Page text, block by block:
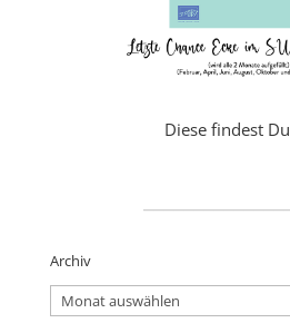
Diese findest Du
Archiv
Archiv